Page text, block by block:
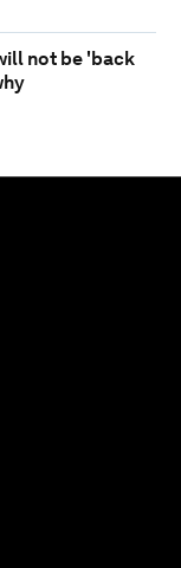
not be 'back